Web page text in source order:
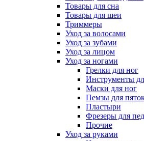
Товары для сна
Товары для шеи
Триммеры
Уход за волосами
Уход за зубами
Уход за лицом
Уход за ногами
Грелки для ног
Инструменты
Маски для ног
Пемзы для
Пластыри
Фрезеры для
Прочие
Уход за руками